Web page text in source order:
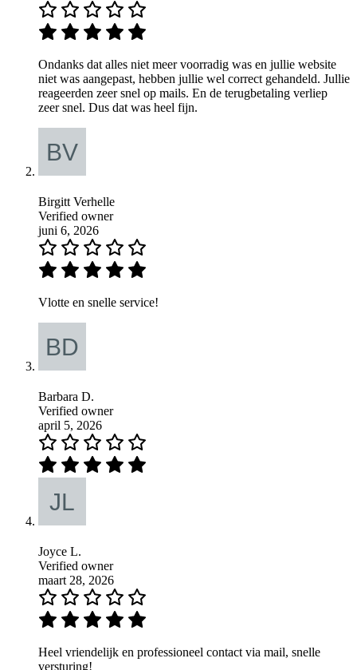
Ondanks dat alles niet meer voorradig was en jullie website
niet was aangepast, hebben jullie wel correct gehandeld. Jullie
reageerden zeer snel op mails. En de terugbetaling verliep
zeer snel. Dus dat was heel fijn.
Birgitt Verhelle
Verified owner
juni 6, 2026
Vlotte en snelle service!
Barbara D.
Verified owner
april 5, 2026
Joyce L.
Verified owner
maart 28, 2026
Heel vriendelijk en professioneel contact via mail, snelle
versturing!